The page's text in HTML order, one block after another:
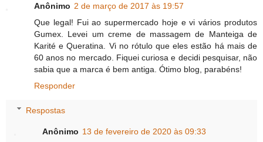
Anônimo 2 de março de 2017 às 19:57
Que legal! Fui ao supermercado hoje e vi vários produtos
Gumex. Levei um creme de massagem de Manteiga de
Karité e Queratina. Vi no rótulo que eles estão há mais de
60 anos no mercado. Fiquei curiosa e decidi pesquisar, não
sabia que a marca é bem antiga. Ótimo blog, parabéns!
Responder
Respostas
Anônimo 13 de fevereiro de 2020 às 09:33